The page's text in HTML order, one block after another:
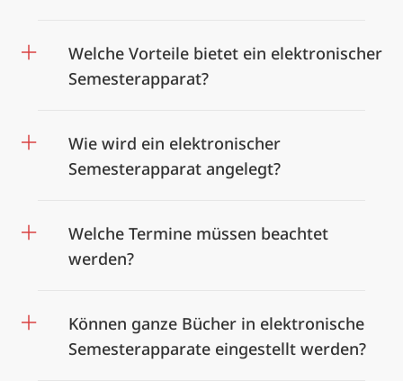
Welche Vorteile bietet ein elektronischer
Semesterapparat?
Wie wird ein elektronischer
Semesterapparat angelegt?
Welche Termine müssen beachtet
werden?
Können ganze Bücher in elektronische
Semesterapparate eingestellt werden?